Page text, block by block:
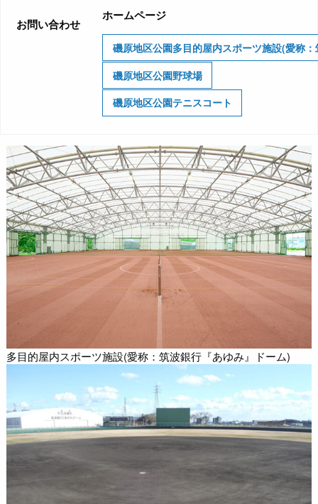
お問い合わせ
ホームページ
磯原地区公園多目的屋内スポーツ施設(愛称
磯原地区公園野球場
磯原地区公園テニスコート
多目的屋内スポーツ施設(愛称：筑波銀行『あゆみ』ドーム)